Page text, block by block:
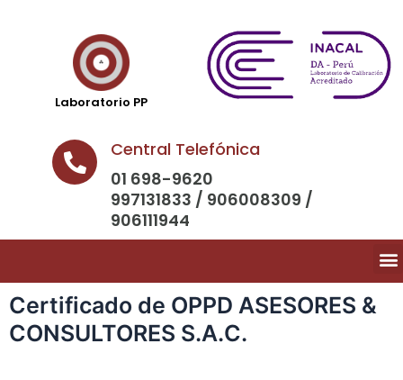
Laboratorio PP
Central Telefónica
01 698-9620
997131833 / 906008309 /
906111944
Certificado de OPPD ASESORES &
CONSULTORES S.A.C.